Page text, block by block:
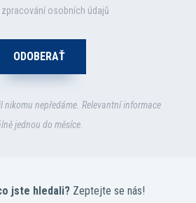
zpracování osobních údajů
nikomu nepředáme. Relevantní informace
jednou do měsíce.
jste hledali?Zeptejte se nás!